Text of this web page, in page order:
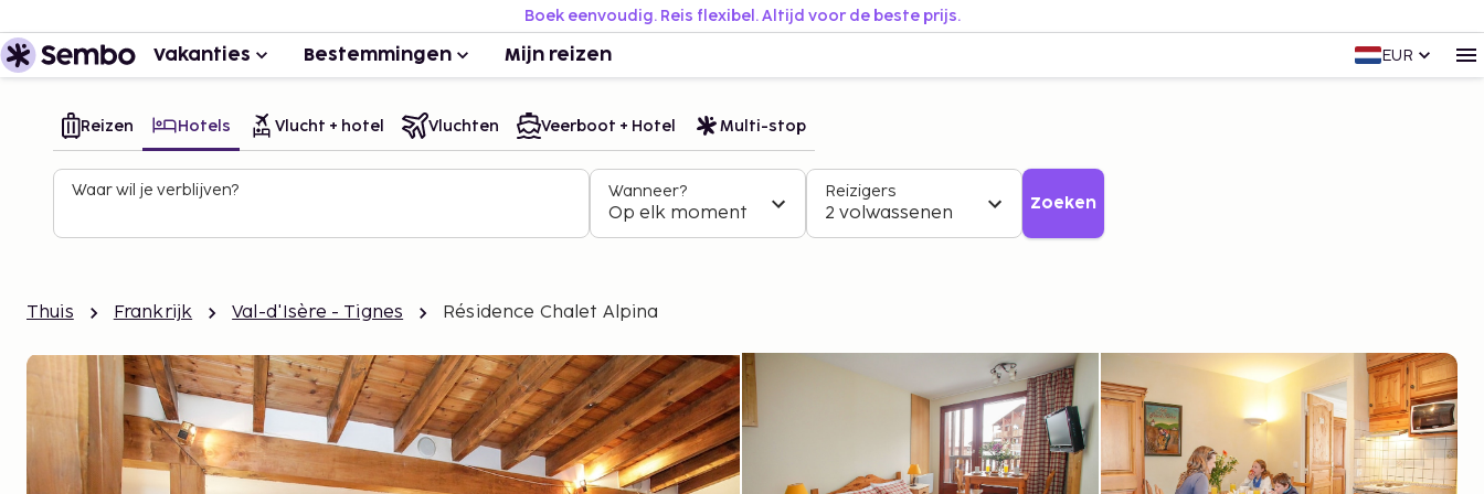
Boek eenvoudig. Reis flexibel. Altijd voor de beste prijs.
Vakanties Bestemmingen Mijn reizen EUR
Reizen Hotels Vlucht + hotel Vluchten Veerboot + Hotel Multi-stop
Waar wil je verblijven? Wanneer?
Op elk moment
Reizigers
2 volwassenen Zoeken
Thuis Frankrijk Val-d'Isère - Tignes Résidence Chalet Alpina